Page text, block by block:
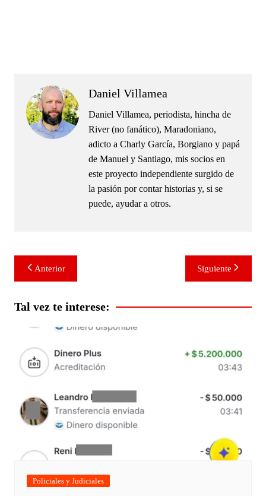
Daniel Villamea
Daniel Villamea, periodista, hincha de
River (no fanático), Maradoniano,
adicto a Charly García, Borgiano y papá
de Manuel y Santiago, mis socios en
este proyecto independiente surgido de
la pasión por contar historias y, si se
puede, ayudar a otros.
Navegación
de
entradas
Anterior Siguiente
Tal vez te interese:
Policiales y Judiciales